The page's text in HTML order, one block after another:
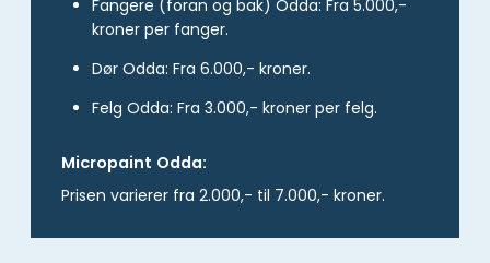
Fangere (foran og bak) Odda: Fra 5.000,-
kroner per fanger.
Dør Odda: Fra 6.000,- kroner.
Felg Odda: Fra 3.000,- kroner per felg.
Micropaint Odda:
Prisen varierer fra 2.000,- til 7.000,- kroner.